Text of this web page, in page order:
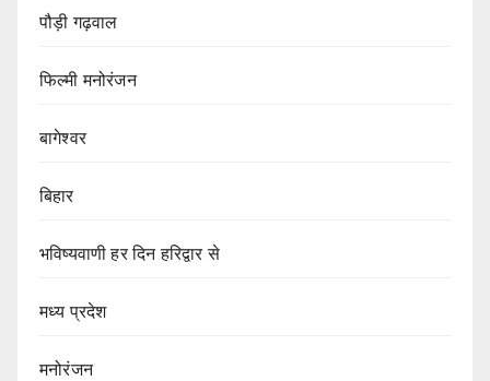
पौड़ी गढ़वाल
फिल्मी मनोरंजन
बागेश्वर
बिहार
भविष्यवाणी हर दिन हरिद्वार से
मध्य प्रदेश
मनोरंजन